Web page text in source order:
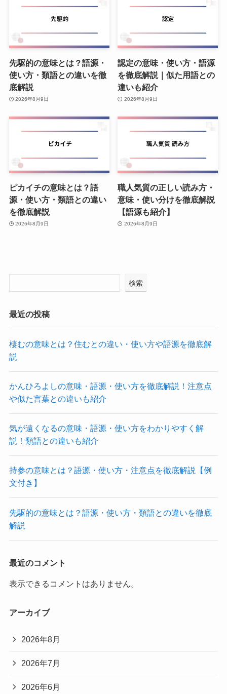
先駆的の意味とは？語源・
使い方・類語との違いを徹
底解説
2026年8月9日
認定の意味・使い方・語源
を徹底解説｜似た用語との
違いも紹介
2026年8月9日
ピカイチの意味とは？語
源・使い方・類語との違い
を徹底解説
2026年8月9日
職人気質の正しい読み方・
意味・使い分けを徹底解説
【語源も紹介】
2026年8月9日
検索
最近の投稿
棲むの意味とは？住むとの違い・使い方や語源を徹底解
説
かんひろよしの意味・語源・使い方を徹底解説！注意点
や似た言葉との違いも紹介
気が遠くなるの意味・語源・使い方をわかりやすく解
説！類語との違いも紹介
持参の意味とは？語源・使い方・注意点を徹底解説【例
文付き】
先駆的の意味とは？語源・使い方・類語との違いを徹底
解説
最近のコメント
表示できるコメントはありません。
アーカイブ
2026年8月
2026年7月
2026年6月